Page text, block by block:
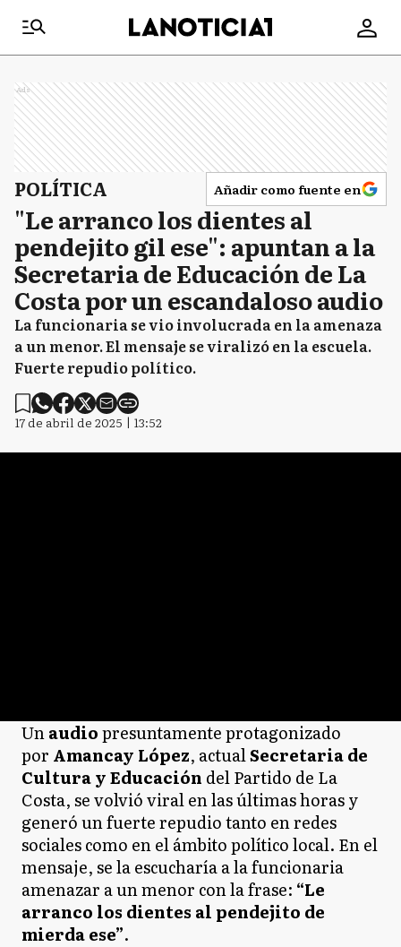
Ads
POLÍTICA Añadir como fuente en
"Le arranco los dientes al
pendejito gil ese": apuntan a la
Secretaria de Educación de La
Costa por un escandaloso audio
La funcionaria se vio involucrada en la amenaza
a un menor. El mensaje se viralizó en la escuela.
Fuerte repudio político.
17 de abril de 2025 | 13:52
Unaudiopresuntamente protagonizado
por Amancay López, actualSecretaria de
Cultura y Educación del Partido de La
Costa, se volvió viral en las últimas horas y
generó un fuerte repudio tanto en redes
sociales como en el ámbito político local. En el
mensaje, se la escucharía a la funcionaria
amenazar a un menor con la frase: “Le
arranco los dientes al pendejito de
mierda ese”.